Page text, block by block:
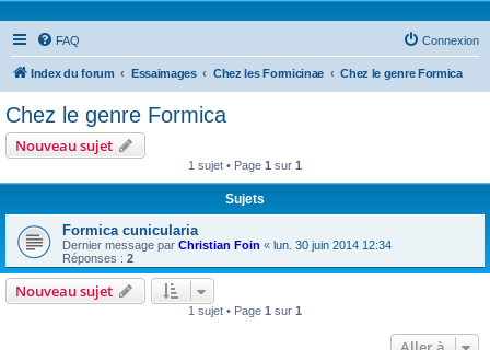
FAQ Connexion
Index du forum Essaimages Chez les Formicinae Chez le genre Formica
Chez le genre Formica
Nouveau sujet
1 sujet • Page 1 sur 1
Sujets
Formica cunicularia
Dernier message par Christian Foin « lun. 30 juin 2014 12:34
Réponses : 2
Nouveau sujet
1 sujet • Page 1 sur 1